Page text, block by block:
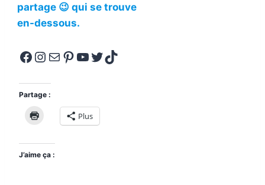
partage 😉 qui se trouve
en-dessous.
Facebook Instagram E-mail Pinterest YouTube Twitter TikTok
Partage :
Plus
J’aime ça :